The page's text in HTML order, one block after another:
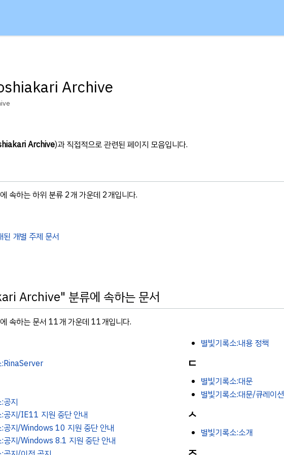
Archive
Archive)과 직접적으로 관련된 페이지 모음입니다.
속하는 하위 분류 2개 가운데 2개입니다.
된 개별 주제 문서
Archive" 분류에 속하는 문서
속하는 문서 11개 가운데 11개입니다.
:RinaServer
공지
:공지/IE11 지원 중단 안내
:공지/Windows 10 지원 중단 안내
:공지/Windows 8.1 지원 중단 안내
별빛기록소:내용 정책
ㄷ
별빛기록소:대문
별빛기록소:대문/큐레이션
ㅅ
별빛기록소:소개